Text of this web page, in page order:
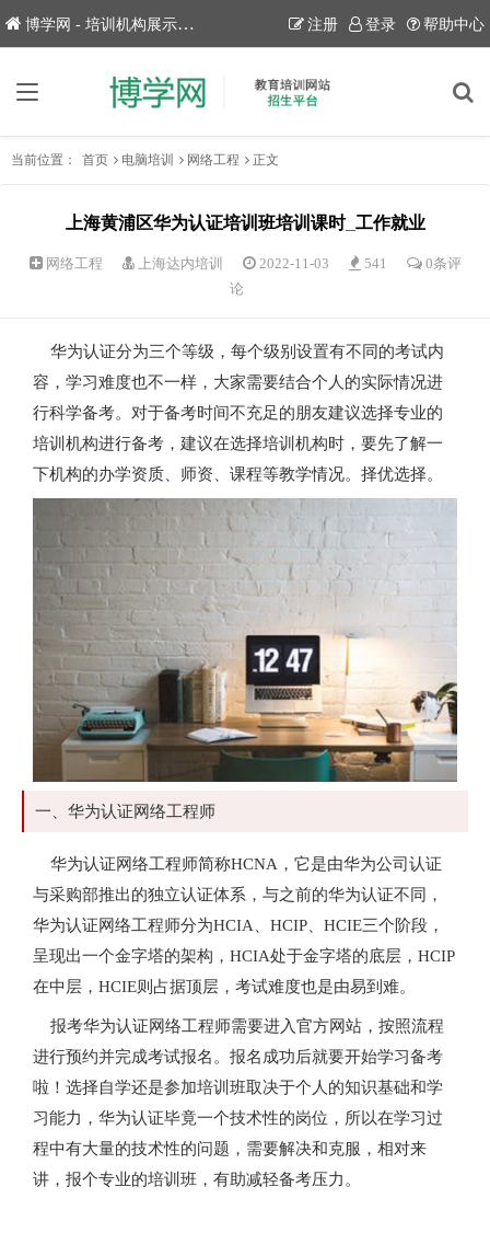
博学网 - 培训机构展示平台！ 注册 登录 帮助中心
当前位置： 首页 电脑培训 网络工程 正文
上海黄浦区华为认证培训班培训课时_工作就业
网络工程 上海达内培训 2022-11-03 541
0条评
论
华为认证分为三个等级，每个级别设置有不同的考试内
容，学习难度也不一样，大家需要结合个人的实际情况进
行科学备考。对于备考时间不充足的朋友建议选择专业的
培训机构进行备考，建议在选择培训机构时，要先了解一
下机构的办学资质、师资、课程等教学情况。择优选择。
一、华为认证网络工程师
华为认证网络工程师简称HCNA，它是由华为公司认证
与采购部推出的独立认证体系，与之前的华为认证不同，
华为认证网络工程师分为HCIA、HCIP、HCIE三个阶段，
呈现出一个金字塔的架构，HCIA处于金字塔的底层，HCIP
在中层，HCIE则占据顶层，考试难度也是由易到难。
报考华为认证网络工程师需要进入官方网站，按照流程
进行预约并完成考试报名。报名成功后就要开始学习备考
啦！选择自学还是参加培训班取决于个人的知识基础和学
习能力，华为认证毕竟一个技术性的岗位，所以在学习过
程中有大量的技术性的问题，需要解决和克服，相对来
讲，报个专业的培训班，有助减轻备考压力。